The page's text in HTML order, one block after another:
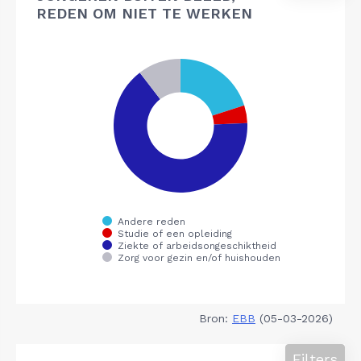
REDEN OM NIET TE WERKEN
Bron: EBB (05-03-2026)